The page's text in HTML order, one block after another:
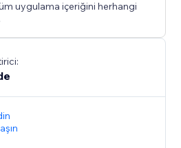
uygulama içeriğini herhangi